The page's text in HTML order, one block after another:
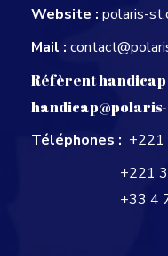
Website : polaris-
Mail :
Réfèrent handicap
Téléphones :
+221 33
+33 4 78